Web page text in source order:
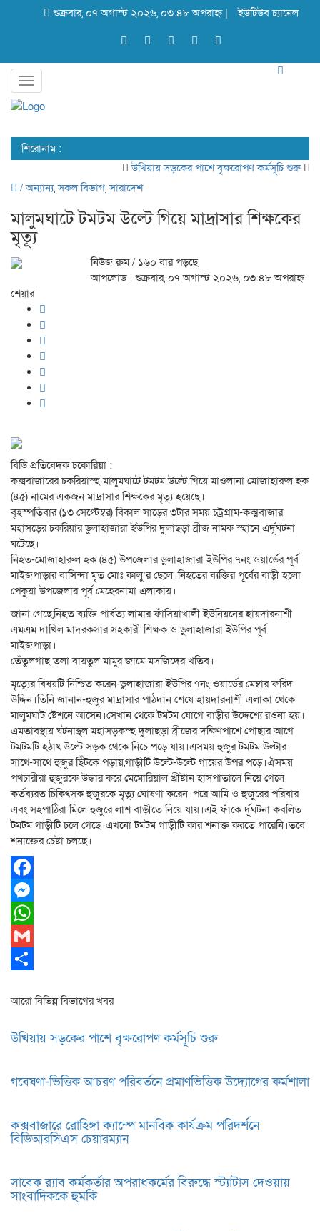
শুক্রবার, ০৭ অগাস্ট ২০২৬, ০৩:৪৮ অপরাহ্ন | ইউটিউব চ্যানেল
Toggle
শিরোনাম :
উখিয়ায় সড়কের পাশে বৃক্ষরোপণ কর্মসূচি শুরু
/অন্যান্য,সকল বিভাগ,সারাদেশ
মালুমঘাটে টমটম উল্টে গিয়ে মাদ্রাসার শিক্ষকের
মৃত্যূ
নিউজ রুম/ ১৬০ বার পড়ছে
আপলোড : শুক্রবার, ০৭ অগাস্ট ২০২৬, ০৩:৪৮ অপরাহ্ন
শেয়ার
বিডি প্রতিবেদক চকোরিয়া :
কক্সবাজারের চকরিয়াস্হ মালুমঘাটে টমটম উল্টে গিয়ে মাওলানা মোজাহারুল হক
(৪৫) নামের একজন মাদ্রাসার শিক্ষকের মৃত্যূ হয়েছে।
বৃহস্পতিবার (১৩ সেপ্টেম্বর) বিকাল সাড়ের ৩টার সময় চট্রগ্রাম-কক্মবাজার
মহাসড়ের চকরিয়ার ডুলাহাজারা ইউপির দুলাছড়া ব্রীজ নামক স্হানে এর্দূঘটনা
ঘটেছে।
নিহত-মোজাহারুল হক (৪৫) উপজেলার ডুলাহাজারা ইউপির ৭নং ওয়ার্ডের পূর্ব
মাইজপাড়ার বাসিন্দা মৃত মোঃ কালু’র ছেলে।নিহতের ব্যক্তির পূর্বের বাড়ী হলো
পেকুয়া উপজেলার পূর্ব মেহেরনামা এলাকায়।
জানা গেছে,নিহত ব্যক্তি পার্বত্য লামার ফাঁসিয়াখালী ইউনিয়নের হায়দারনাশী
এমএম দাখিল মাদরকসার সহকারী শিক্ষক ও ডুলাহাজারা ইউপির পূর্ব
মাইজপাড়া।
তেঁতুলগাছ তলা বায়তুল মামুর জামে মসজিদের খতিব।
মৃত্যূের বিষয়টি নিশ্চিত করেন-ডুলাহাজারা ইউপির ৭নং ওয়ার্ডের মেম্বার ফরিদ
উদ্দিন।তিনি জানান-হুজুর মাদ্রাসার পাঠদান শেষে হায়দারনাশী এলাকা থেকে
মালুমঘাট ষ্টেশনে আসেন।সেখান থেকে টমটম যোগে বাড়ীর উদ্দেশ্যে রওনা হয়।
এমতাবস্থায় ঘটনাস্থল মহাসড়কস্হ দুলাছড়া ব্রীজের দক্ষিণপাশে পৌছার আগে
টমটমটি হঠাৎ উল্টে সড়ক থেকে নিচে পড়ে যায়।এসময় হুজুর টমটম উল্টার
সাথে-সাথে হুজুর ছিঁটকে পড়ায়,গাড়ীটি উল্টে-উল্টে গায়ের উপর পড়ে।ঐসময়
পথচারীরা হুজুরকে উদ্ধার করে মেমোরিয়াল খ্রীষ্টান হাসপাতালে নিয়ে গেলে
কর্তব্যরত চিকিৎসক হুজুরকে মৃত্যূ ঘোষণা করেন।পরে আমি ও হুজুরের পরিবার
এবং সহপাঠিরা মিলে হুজুরে লাশ বাড়ীতে নিয়ে যায়।এই ফাঁকে র্দূঘটনা কবলিত
টমটম গাড়ীটি চলে গেছে।এখনো টমটম গাড়ীটি কার শনাক্ত করতে পারেনি।তবে
শনাক্তের চেষ্টা চলছে।
Facebook
Messenger
WhatsApp
Gmail
আরো বিভিন্ন বিভাগের খবর
উখিয়ায় সড়কের পাশে বৃক্ষরোপণ কর্মসূচি শুরু
গবেষণা-ভিত্তিক আচরণ পরিবর্তনে প্রমাণভিত্তিক উদ্যোগের কর্মশালা
কক্সবাজারে রোহিঙ্গা ক্যাম্পে মানবিক কার্যক্রম পরিদর্শনে
বিডিআরসিএস চেয়ারম্যান
সাবেক র‍্যাব কর্মকর্তার অপরাধকর্মের বিরুদ্ধে স্ট্যাটাস দেওয়ায়
সাংবাদিককে হুমকি